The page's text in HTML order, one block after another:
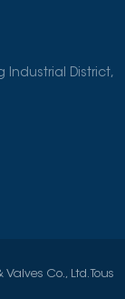
Industrial District,
Co., Ltd. Tous